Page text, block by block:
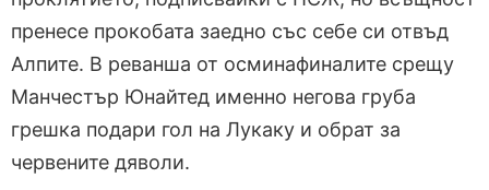
пренесе прокобата заедно със себе си отвъд
Алпите. В реванша от осминафиналите срещу
Манчестър Юнайтед именно негова груба
грешка подари гол на Лукаку и обрат за
червените дяволи.